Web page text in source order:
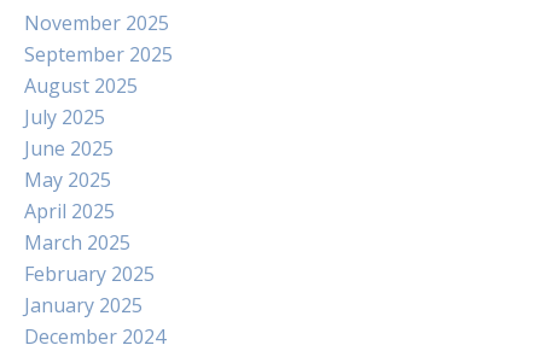
November 2025
September 2025
August 2025
July 2025
June 2025
May 2025
April 2025
March 2025
February 2025
January 2025
December 2024